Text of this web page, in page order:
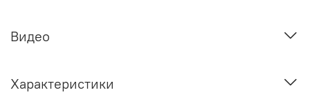
Видео
Характеристики